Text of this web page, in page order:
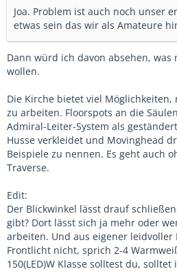
Joa. Problem ist auch noch unser
etwas sein das wir als Amateure
Dann würd ich davon absehen, was
wollen.
Die Kirche bietet viel
zu arbeiten. Floorspots an die
Admiral-Leiter-System als
Husse verkleidet und Movinghead
Beispiele zu nennen. Es geht auch
Traverse.
Edit:
Der Blickwinkel lässt drauf
gibt? Dort lässt sich ja mehr oder
arbeiten. Und aus eigener leidvoller
Frontlicht nicht, sprich 2-4
150(LED)W Klasse solltest du,